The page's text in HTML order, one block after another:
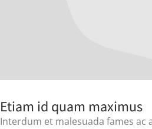
Etiam id quam maximus
Interdum et malesuada fames ac